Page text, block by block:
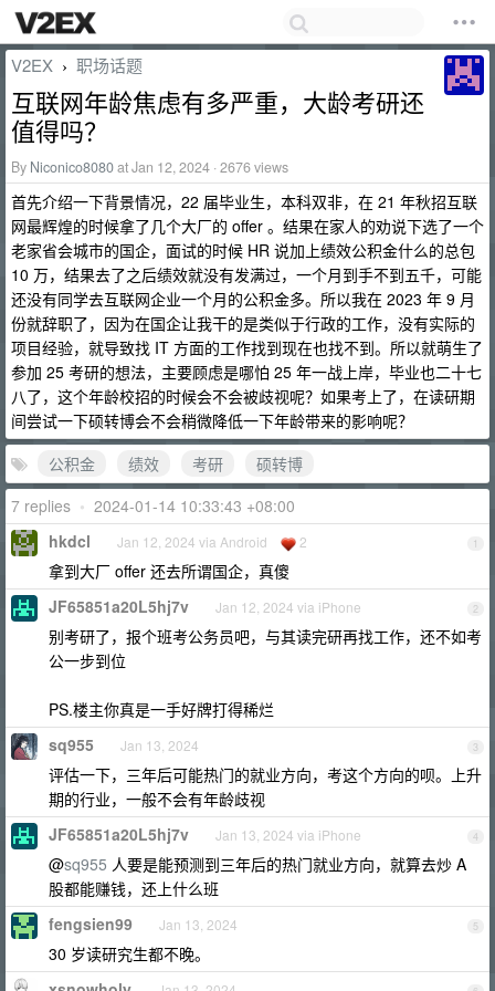
V2EX › 职场话题
互联网年龄焦虑有多严重，大龄考研还
值得吗？
By Niconico8080at Jan 12, 2024 · 2676 views
首先介绍一下背景情况，22 届毕业生，本科双非，在 21 年秋招互联
网最辉煌的时候拿了几个大厂的 offer 。结果在家人的劝说下选了一个
老家省会城市的国企，面试的时候 HR 说加上绩效公积金什么的总包
10 万，结果去了之后绩效就没有发满过，一个月到手不到五千，可能
还没有同学去互联网企业一个月的公积金多。所以我在 2023 年 9 月
份就辞职了，因为在国企让我干的是类似于行政的工作，没有实际的
项目经验，就导致找 IT 方面的工作找到现在也找不到。所以就萌生了
参加 25 考研的想法，主要顾虑是哪怕 25 年一战上岸，毕业也二十七
八了，这个年龄校招的时候会不会被歧视呢？如果考上了，在读研期
间尝试一下硕转博会不会稍微降低一下年龄带来的影响呢？
公积金
绩效 考研
硕转博
7 replies • 2024-01-14 10:33:43 +08:00
1
hkdcl Jan 12, 2024 via Android 2
拿到大厂 offer 还去所谓国企，真傻
2
JF65851a20L5hj7v Jan 12, 2024 via iPhone
别考研了，报个班考公务员吧，与其读完研再找工作，还不如考
公一步到位
PS.楼主你真是一手好牌打得稀烂
3
sq955 Jan 13, 2024
评估一下，三年后可能热门的就业方向，考这个方向的呗。上升
期的行业，一般不会有年龄歧视
4
JF65851a20L5hj7v Jan 13, 2024 via iPhone
@sq955 人要是能预测到三年后的热门就业方向，就算去炒 A
股都能赚钱，还上什么班
5
fengsien99 Jan 13, 2024
30 岁读研究生都不晚。